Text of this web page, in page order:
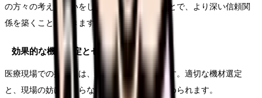
の方々の考えや思いをしっかりと傾聴することで、より深い信頼関
係を築くことができます。
効果的な機材選定とセッティング
医療現場での撮影には、特別な配慮が必要です。適切な機材選定
と、現場の妨げにならないセッティングが求められます。